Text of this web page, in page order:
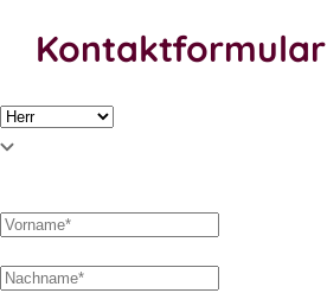
Kontaktformular